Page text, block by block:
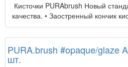
Кисточки PURAbrush Новый
качества. • Заостренный кончик
PURA.brush #opaque/glaze
шт.